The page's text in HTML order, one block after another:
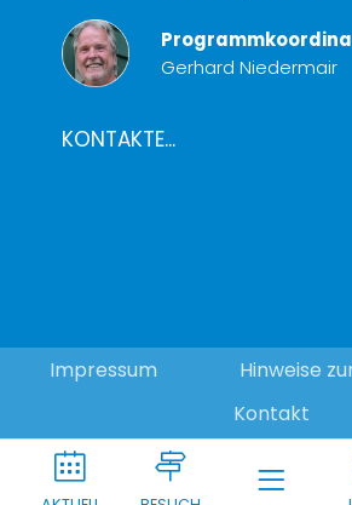
Gerhard Niedermair
KONTAKTE...
Impressum
Hinweise
Kontakt